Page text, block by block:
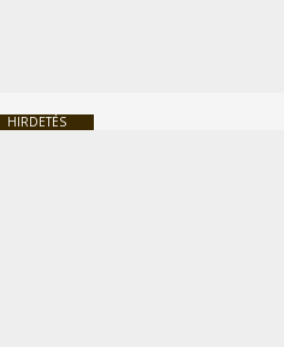
HIRDETÉS